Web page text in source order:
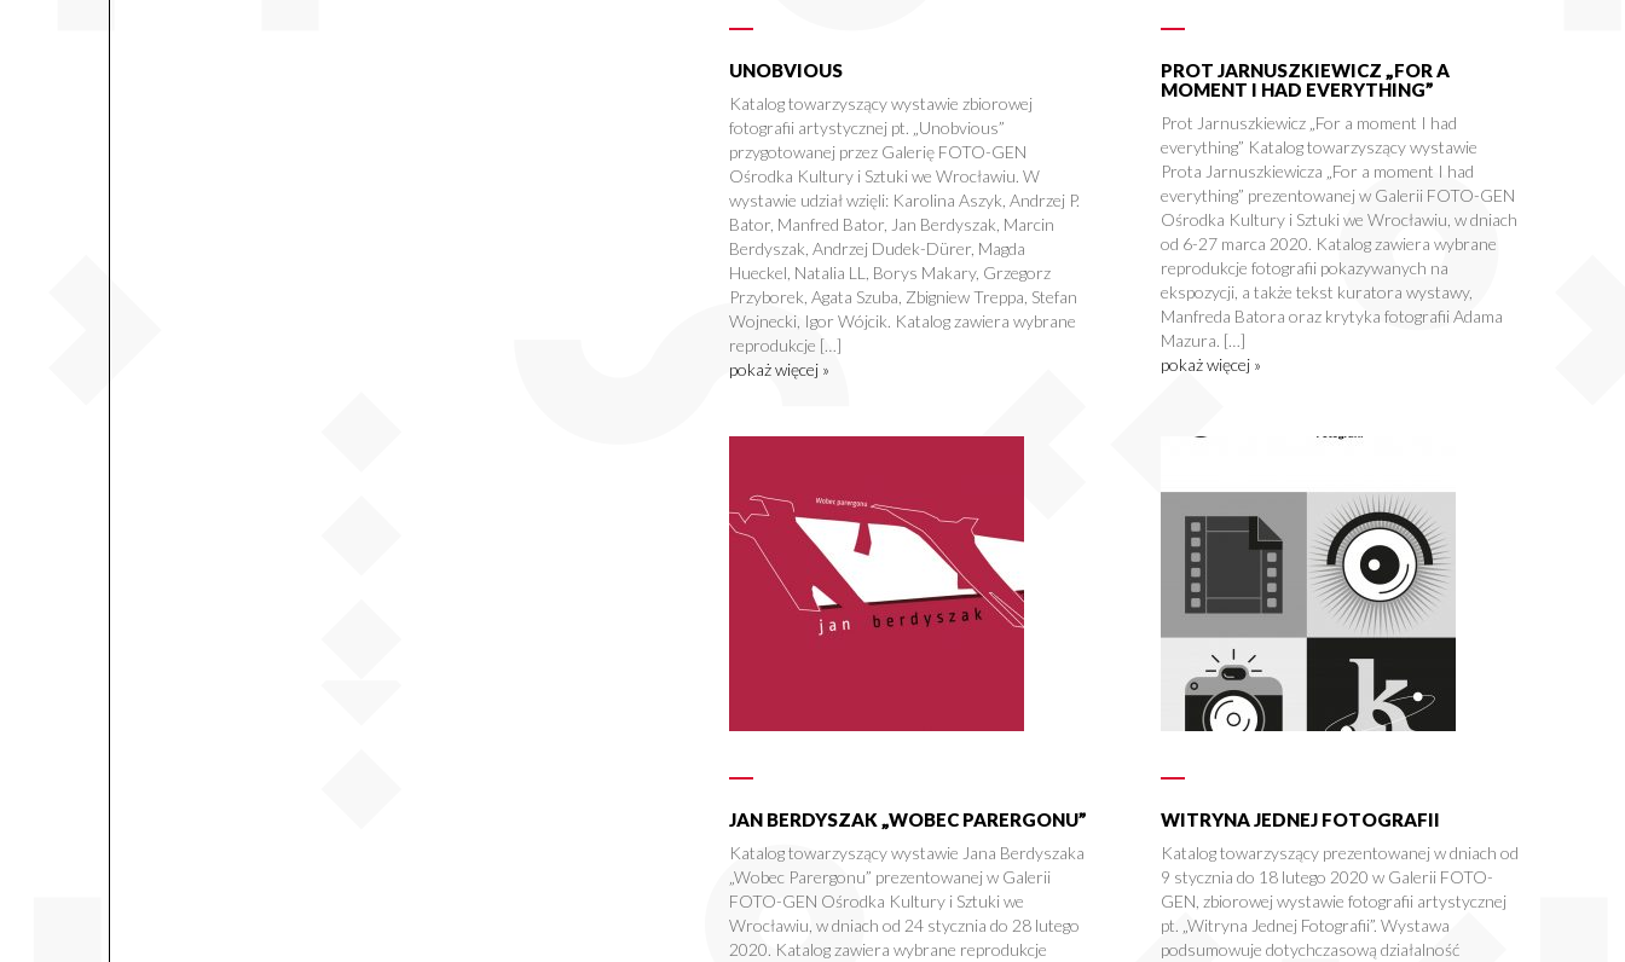
UNOBVIOUS
Katalog towarzyszący wystawie zbiorowej
fotografii artystycznej pt. „Unobvious”
przygotowanej przez Galerię FOTO-GEN
Ośrodka Kultury i Sztuki we Wrocławiu. W
wystawie udział wzięli: Karolina Aszyk, Andrzej P.
Bator, Manfred Bator, Jan Berdyszak, Marcin
Berdyszak, Andrzej Dudek-Dürer, Magda
Hueckel, Natalia LL, Borys Makary, Grzegorz
Przyborek, Agata Szuba, Zbigniew Treppa, Stefan
Wojnecki, Igor Wójcik. Katalog zawiera wybrane
reprodukcje […]
pokaż więcej »
PROT JARNUSZKIEWICZ „FOR A
MOMENT I HAD EVERYTHING”
Prot Jarnuszkiewicz „For a moment I had
everything” Katalog towarzyszący wystawie
Prota Jarnuszkiewicza „For a moment I had
everything” prezentowanej w Galerii FOTO-GEN
Ośrodka Kultury i Sztuki we Wrocławiu, w dniach
od 6-27 marca 2020. Katalog zawiera wybrane
reprodukcje fotografii pokazywanych na
ekspozycji, a także tekst kuratora wystawy,
Manfreda Batora oraz krytyka fotografii Adama
Mazura. […]
pokaż więcej »
JAN BERDYSZAK „WOBEC PARERGONU”
Katalog towarzyszący wystawie Jana Berdyszaka
„Wobec Parergonu” prezentowanej w Galerii
FOTO-GEN Ośrodka Kultury i Sztuki we
Wrocławiu, w dniach od 24 stycznia do 28 lutego
2020. Katalog zawiera wybrane reprodukcje
WITRYNA JEDNEJ FOTOGRAFII
Katalog towarzyszący prezentowanej w dniach od
9 stycznia do 18 lutego 2020 w Galerii FOTO-
GEN, zbiorowej wystawie fotografii artystycznej
pt. „Witryna Jednej Fotografii”. Wystawa
podsumowuje dotychczasową działalność